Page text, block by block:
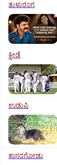
ತುಳುರಂಗ
ಕ್ರೀಡೆ
ಉಡುಪಿ
ಕಾಸರಗೋಡು